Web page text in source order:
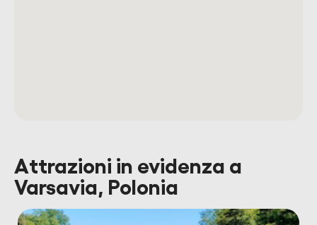
Attrazioni in evidenza a
Varsavia, Polonia